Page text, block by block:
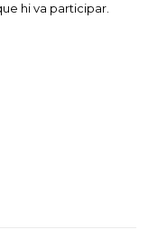
hi va participar.